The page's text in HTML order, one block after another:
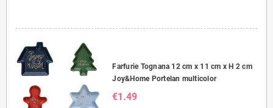
Farfurie Tognana 12 cm x 11 cm x H 2 cm
Joy&Home Portelan multicolor
€1.49